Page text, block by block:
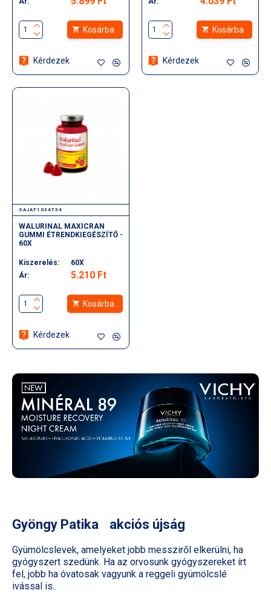
Kosárba
Kérdezek
Kosárba
Kérdezek
SAJAT1034734
WALURINAL MAXICRAN
GUMMI ÉTRENDKIEGÉSZÍTŐ -
60X
Kiszerelés:
60X
Ár:
5.210 Ft
Kosárba
Kérdezek
Gyöngy Patika akciós újság
Gyümölcslevek, amelyeket jobb messziről elkerülni, ha
gyógyszert szedünk. Ha az orvosunk gyógyszereket írt
fel, jobb ha óvatosak vagyunk a reggeli gyümölcslé
ivással is..